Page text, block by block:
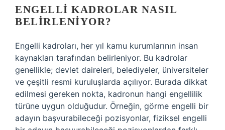
ENGELLI KADROLAR NASIL
BELIRLENIYOR?
Engelli kadroları, her yıl kamu kurumlarının insan
kaynakları tarafından belirleniyor. Bu kadrolar
genellikle; devlet daireleri, belediyeler, üniversiteler
ve çeşitli resmi kuruluşlarda açılıyor. Burada dikkat
edilmesi gereken nokta, kadronun hangi engellilik
türüne uygun olduğudur. Örneğin, görme engelli bir
adayın başvurabileceği pozisyonlar, fiziksel engelli